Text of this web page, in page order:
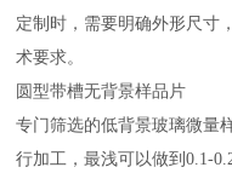
定制时，需要明确外形尺寸
术要求。
圆型带槽无背景样品片
专门筛选的低背景玻璃微量
行加工，最浅可以做到0.1-